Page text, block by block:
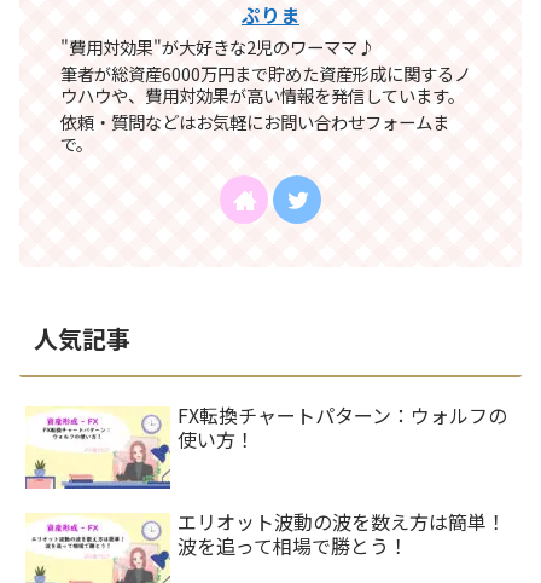
ぷりま
"費用対効果"が大好きな2児のワーママ♪
筆者が総資産6000万円まで貯めた資産形成に関するノ
ウハウや、費用対効果が高い情報を発信しています。
依頼・質問などはお気軽にお問い合わせフォームま
で。
人気記事
FX転換チャートパターン：ウォルフの
使い方！
エリオット波動の波を数え方は簡単！
波を追って相場で勝とう！